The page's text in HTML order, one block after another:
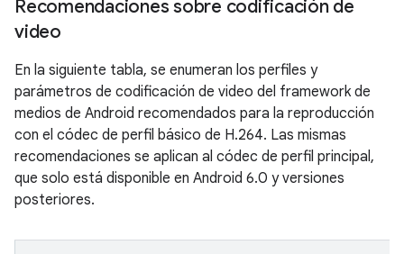
Recomendaciones sobre codificación de
video
En la siguiente tabla, se enumeran los perfiles y
parámetros de codificación de video del framework de
medios de Android recomendados para la reproducción
con el códec de perfil básico de H.264. Las mismas
recomendaciones se aplican al códec de perfil principal,
que solo está disponible en Android 6.0 y versiones
posteriores.